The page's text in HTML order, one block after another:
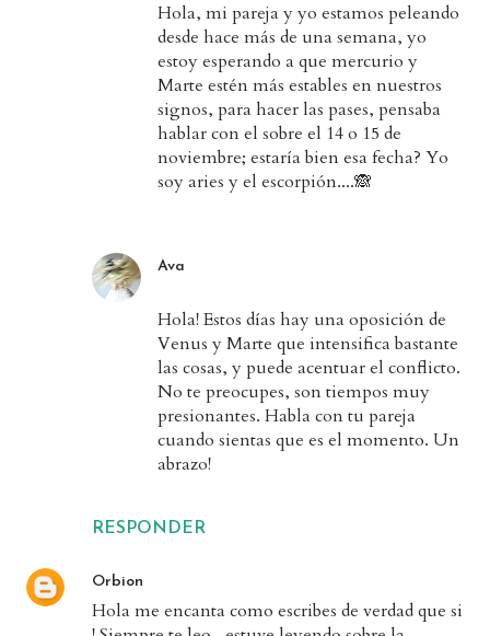
RESPONDER
Hola, mi pareja y yo estamos peleando
desde hace más de una semana, yo
estoy esperando a que mercurio y
Marte estén más estables en nuestros
signos, para hacer las pases, pensaba
hablar con el sobre el 14 o 15 de
noviembre; estaría bien esa fecha? Yo
soy aries y el escorpión....🙈
Ava
Hola! Estos días hay una oposición de
Venus y Marte que intensifica bastante
las cosas, y puede acentuar el conflicto.
No te preocupes, son tiempos muy
presionantes. Habla con tu pareja
cuando sientas que es el momento. Un
abrazo!
Orbion
Hola me encanta como escribes de verdad que si